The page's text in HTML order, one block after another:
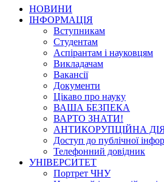
НОВИНИ
ІНФОРМАЦІЯ
Вступникам
Студентам
Аспірантам і науковцям
Викладачам
Вакансії
Документи
Цікаво про науку
ВАША БЕЗПЕКА
ВАРТО ЗНАТИ!
АНТИКОРУПЦІЙНА
Доступ до публічної
Телефонний довідник
УНІВЕРСИТЕТ
Портрет ЧНУ